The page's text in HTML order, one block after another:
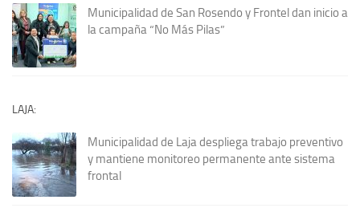
Municipalidad de San Rosendo y Frontel dan inicio a
la campaña “No Más Pilas”
LAJA:
Municipalidad de Laja despliega trabajo preventivo
y mantiene monitoreo permanente ante sistema
frontal